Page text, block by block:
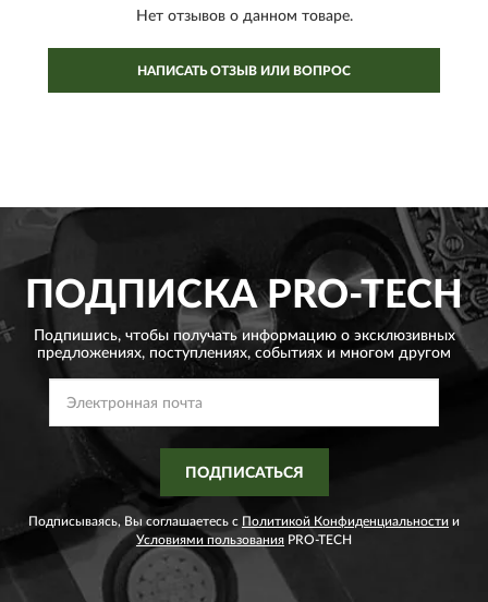
Нет отзывов о данном товаре.
НАПИСАТЬ ОТЗЫВ ИЛИ ВОПРОС
ПОДПИСКАPRO-TECH
Подпишись, чтобы получать информацию о эксклюзивных
предложениях, поступлениях, событиях и многом другом
ПОДПИСАТЬСЯ
Подписываясь, Вы соглашаетесь с Политикой Конфиденциальности и
Условиями пользования PRO-TECH